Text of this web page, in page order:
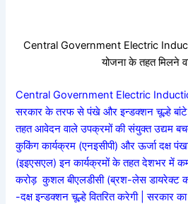
Central Government Electric
योजना के तहत मिलने
Central Government Electric
सरकार के तरफ से पंखे और इन्डक्शन चूल्हे बांटे
तहत आवेदन वाले उपक्रमों की संयुक्त उद्यम बचत
कुकिंग कार्यक्रम (एनइसीपी) और ऊर्जा दक्ष
(इइएसएल) इन कार्यक्रमों के तहत देशभर में
करोड़ कुशल बीएलडीसी (ब्रश-लेस डायरेक्ट
-दक्ष इन्डक्शन चूल्हे वितरित करेगी | सरकार